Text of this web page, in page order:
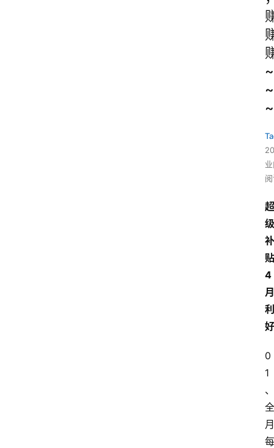
~
~
~
超
级
补
贴
4
月
利
好
0
1
、
全
月
每